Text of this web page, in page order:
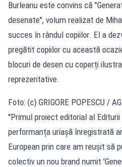
Burleanu este convins că
desenate'', volum realizat de
succes în rândul copiilor. El a
pregătit copiilor cu această
blocuri de desen cu coperți
reprezentative.
Foto: (c) GRIGORE POPESCU /
''Primul proiect editorial al
performanța uriașă înregistrată
European prin care am reușit să
colectiv un nou brand numit